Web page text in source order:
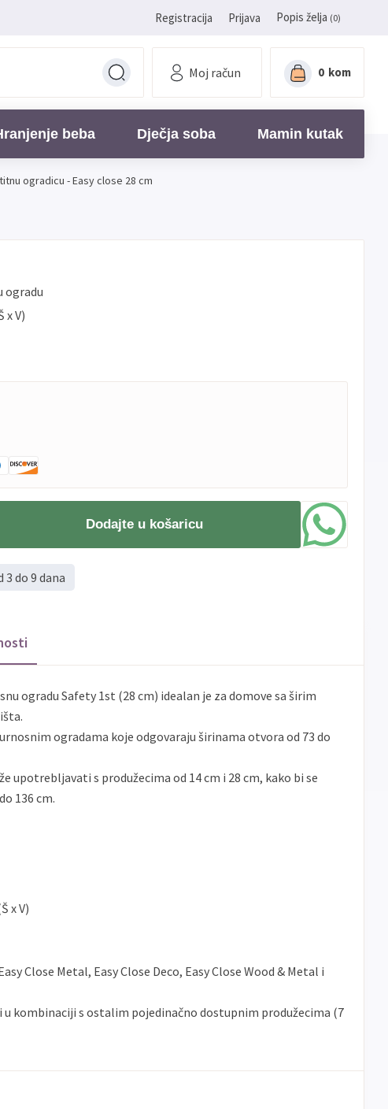
Registracija Prijava Popis želja (0)
Moj račun 0 kom
beba Dječja soba Mamin kutak
ogradicu - Easy close 28 cm
ogradu
x V)
Dodajte u košaricu
3 do 9 dana
ogradu Safety 1st (28 cm) idealan je za domove sa širim
ogradama koje odgovaraju širinama otvora od 73 do
upotrebljavati s produžecima od 14 cm i 28 cm, kako bi se
136 cm.
x V)
Close Metal, Easy Close Deco, Easy Close Wood & Metal i
u kombinaciji s ostalim pojedinačno dostupnim produžecima (7